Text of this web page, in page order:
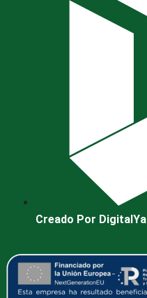
Creado Por DigitalYa